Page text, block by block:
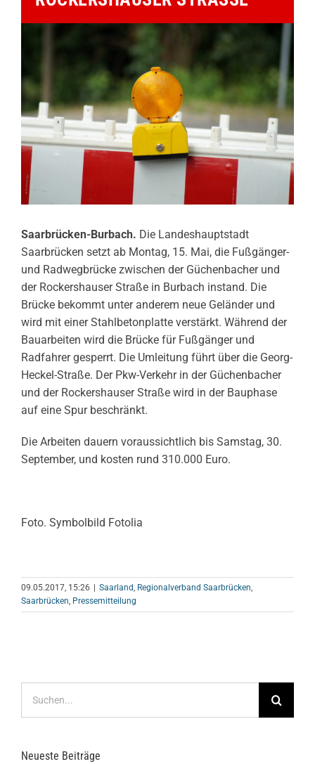
Saarbrücken-Burbach. Die Landeshauptstadt
Saarbrücken setzt ab Montag, 15. Mai, die Fußgänger-
und Radwegbrücke zwischen der Güchenbacher und
der Rockershauser Straße in Burbach instand. Die
Brücke bekommt unter anderem neue Geländer und
wird mit einer Stahlbetonplatte verstärkt. Während der
Bauarbeiten wird die Brücke für Fußgänger und
Radfahrer gesperrt. Die Umleitung führt über die Georg-
Heckel-Straße. Der Pkw-Verkehr in der Güchenbacher
und der Rockershauser Straße wird in der Bauphase
auf eine Spur beschränkt.
Die Arbeiten dauern voraussichtlich bis Samstag, 30.
September, und kosten rund 310.000 Euro.
Foto. Symbolbild Fotolia
09.05.2017, 15:26 Saarland, Regionalverband Saarbrücken,
Saarbrücken, Pressemitteilung
nach:
Neueste Beiträge